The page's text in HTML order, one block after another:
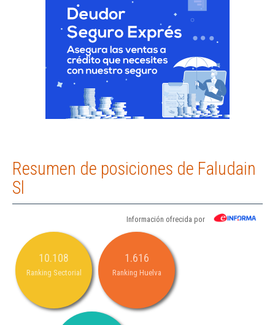
Resumen de posiciones de Faludain
Sl
Información ofrecida por
10.108
Ranking Sectorial
1.616
Ranking Huelva